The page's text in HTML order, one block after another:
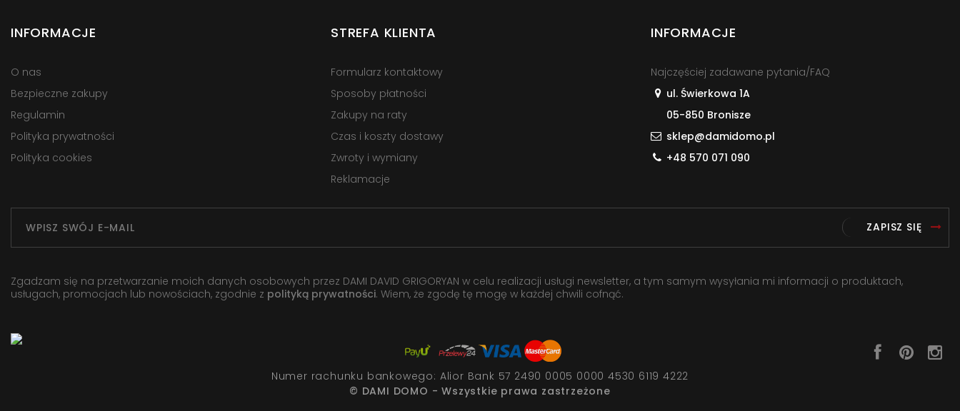
INFORMACJE
O nas
Bezpieczne zakupy
Regulamin
Polityka prywatności
Polityka cookies
STREFA KLIENTA
Formularz kontaktowy
Sposoby płatności
Zakupy na raty
Czas i koszty dostawy
Zwroty i wymiany
Reklamacje
INFORMACJE
Najczęściej zadawane pytania/FAQ
ul. Świerkowa 1A
05-850 Bronisze
sklep@damidomo.pl
+48 570 071 090
ZAPISZ SIĘ
Zgadzam się na przetwarzanie moich danych osobowych przez DAMI DAVID GRIGORYAN w celu realizacji usługi newsletter, a tym samym wysyłania mi informacji o produktach,
usługach, promocjach lub nowościach, zgodnie z polityką prywatności. Wiem, że zgodę tę mogę w każdej chwili cofnąć.
Numer rachunku bankowego: Alior Bank 57 2490 0005 0000 4530 6119 4222
© DAMI DOMO - Wszystkie prawa zastrzeżone